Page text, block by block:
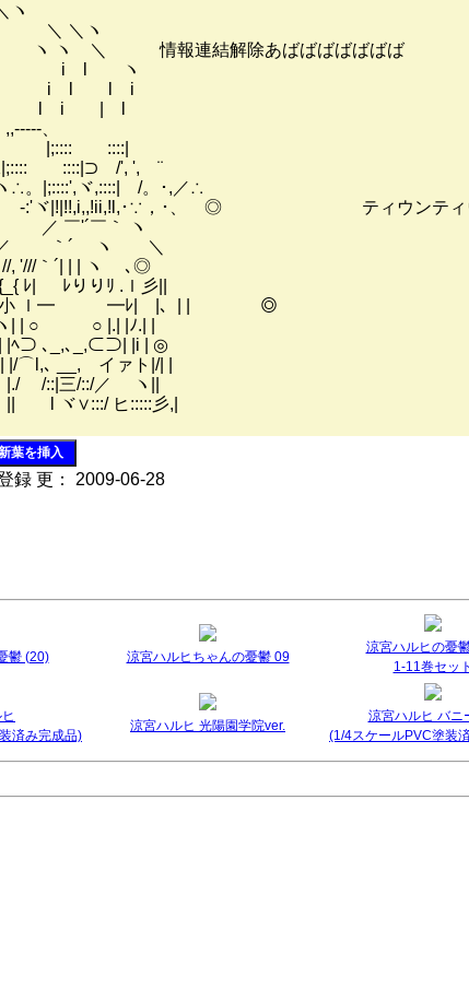
ヽ
報連結解除あばばばばばばば
i l ヽ
i l l i
) l i | l
、
::::|
::::|⊃ /', ', ¨
,::::| /。･,／∴
∵，･、 ◎ ティウンティウンティ
｀ ヽ
＼
| ヽ ､◎
ﾘ .ｌ彡||
ﾚ| |、| | ◎
|ﾉ.| |
|i | ◎
ァト|/| |
ヽ||
:::::彡,|
葉を挿入
録 更： 2009-06-28
鬱 (20) 涼宮ハルヒちゃんの憂鬱 09
涼宮ハルヒの憂
1-11巻セット
済み完成品)
涼宮ハルヒ 光陽園学院ver.
涼宮ハルヒ バニ
(1/4スケールPVC塗装